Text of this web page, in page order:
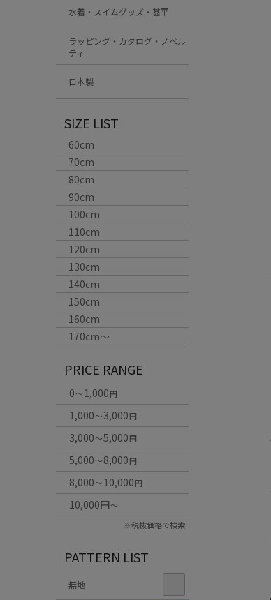
水着・スイムグッズ・甚平
ラッピング・カタログ・ノベル
ティ
日本製
SIZE LIST
60cm
70cm
80cm
90cm
100cm
110cm
120cm
130cm
140cm
150cm
160cm
170cm〜
PRICE RANGE
0～1,000円
1,000～3,000円
3,000～5,000円
5,000～8,000円
8,000～10,000円
10,000円～
※税抜価格で検索
PATTERN LIST
無地